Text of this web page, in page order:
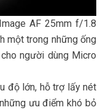
AF 25mm f/1.8
một trong những ống
người dùng Micro
độ lớn, hỗ trợ lấy nét
ưu điểm khó bỏ